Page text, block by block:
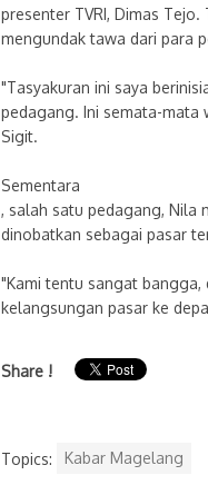
presenter TVRI, Dimas
mengundak tawa dari para
"Tasyakuran ini saya
pedagang. Ini semata-mata
Sigit.
Sementara
, salah satu pedagang, Nila
dinobatkan sebagai pasar
"Kami tentu sangat
kelangsungan pasar ke
Share !
Topics: Kabar Magelang